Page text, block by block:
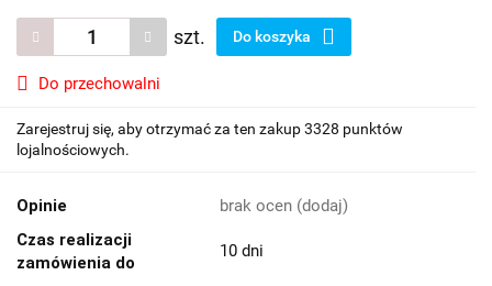
szt. Do koszyka
Do przechowalni
Zarejestruj się, aby otrzymać za ten zakup 3328 punktów
lojalnościowych.
Opinie brak ocen (dodaj)
Czas realizacji
zamówienia do
10 dni